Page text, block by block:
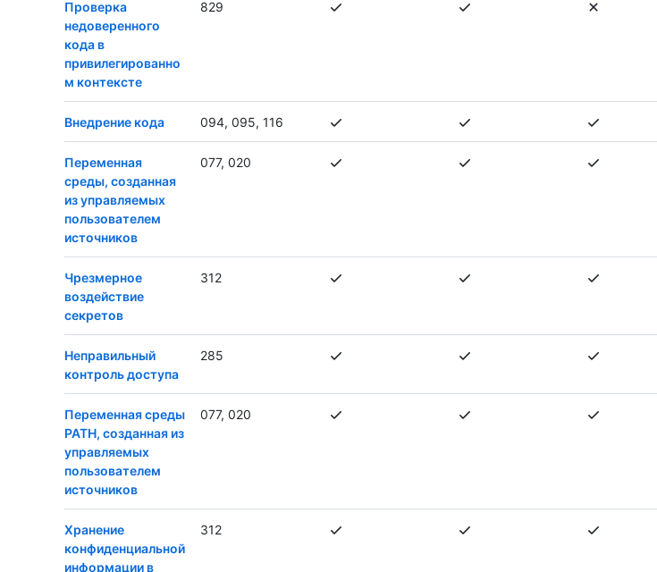
Проверка
недоверенного
кода в
привилегированно
м контексте
829
Внедрение кода 094, 095, 116
Переменная
среды, созданная
из управляемых
пользователем
источников
077, 020
Чрезмерное
воздействие
секретов
312
Неправильный
контроль доступа
285
Переменная среды
PATH, созданная из
управляемых
пользователем
источников
077, 020
Хранение
конфиденциальной
информации в
312